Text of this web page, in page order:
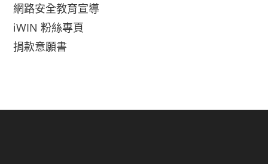
網路安全教育宣導
iWIN 粉絲專頁
捐款意願書